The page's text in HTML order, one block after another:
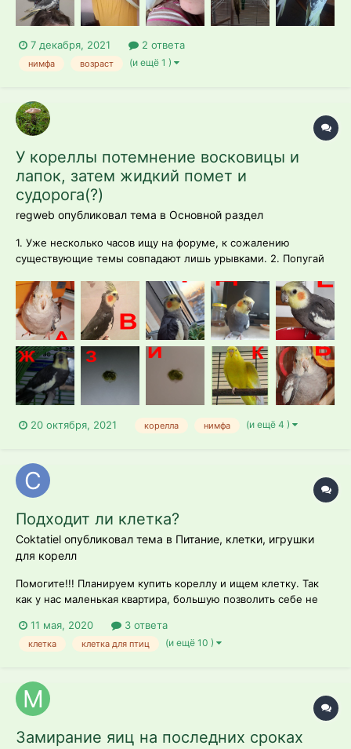
7 декабря, 2021 2 ответа
нимфа возраст (и ещё 1 )
У кореллы потемнение восковицы и
лапок, затем жидкий помет и
судорога(?)
regweb опубликовал тема в Основной раздел
1. Уже несколько часов ищу на форуме, к сожалению
существующие темы совпадают лишь урывками. 2. Попугай
птенцом). Предположительно (мною) самец (внешний вид +
поет, стучит клювом) 4. Корм РИО. Фильтрованая вода из под
крана в авт...
20 октября, 2021 корелла нимфа (и ещё 4 )
Подходит ли клетка?
Coktatiel опубликовал тема в Питание, клетки, игрушки
для корелл
Помогите!!! Планируем купить кореллу и ищем клетку. Так
как у нас маленькая квартира, большую позволить себе не
(длина*ширина*высота*). Подходит ли такая клетка корелле,
при условии что буду выпускать птицу летать, когда птица
11 мая, 2020 3 ответа
клетка клетка для птиц (и ещё 10 )
Замирание яиц на последних сроках